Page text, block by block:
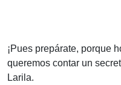
¡Pues prepárate, porque
queremos contar un
Larila.